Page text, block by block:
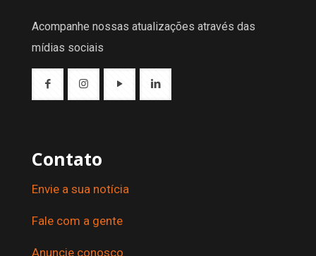
Acompanhe nossas atualizações através das
mídias sociais
Contato
Envie a sua notícia
Fale com a gente
Anuncie conosco